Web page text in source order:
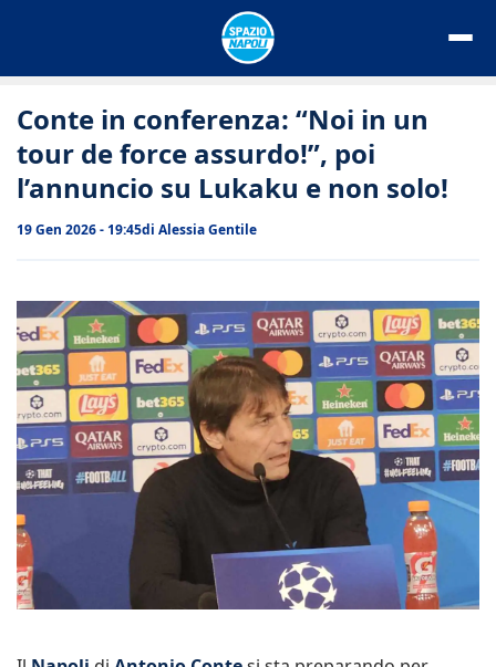
Conte in conferenza: “Noi in un
tour de force assurdo!”, poi
l’annuncio su Lukaku e non solo!
19 Gen 2026 - 19:45di Alessia Gentile